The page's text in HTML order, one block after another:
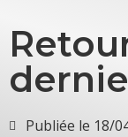
Publiée le 18/